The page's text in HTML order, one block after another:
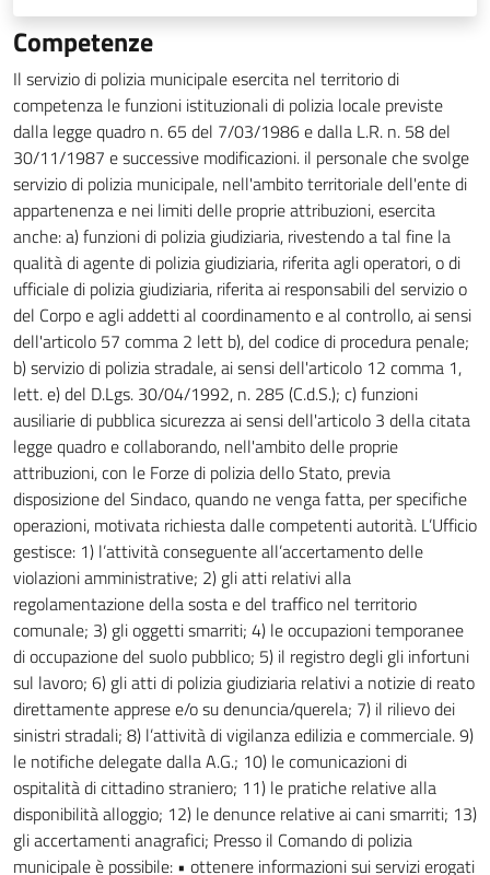
Competenze
Il servizio di polizia municipale esercita nel territorio di
competenza le funzioni istituzionali di polizia locale previste
dalla legge quadro n. 65 del 7/03/1986 e dalla L.R. n. 58 del
30/11/1987 e successive modificazioni. il personale che svolge
servizio di polizia municipale, nell'ambito territoriale dell'ente di
appartenenza e nei limiti delle proprie attribuzioni, esercita
anche: a) funzioni di polizia giudiziaria, rivestendo a tal fine la
qualità di agente di polizia giudiziaria, riferita agli operatori, o di
ufficiale di polizia giudiziaria, riferita ai responsabili del servizio o
del Corpo e agli addetti al coordinamento e al controllo, ai sensi
dell'articolo 57 comma 2 lett b), del codice di procedura penale;
b) servizio di polizia stradale, ai sensi dell'articolo 12 comma 1,
lett. e) del D.Lgs. 30/04/1992, n. 285 (C.d.S.); c) funzioni
ausiliarie di pubblica sicurezza ai sensi dell'articolo 3 della citata
legge quadro e collaborando, nell'ambito delle proprie
attribuzioni, con le Forze di polizia dello Stato, previa
disposizione del Sindaco, quando ne venga fatta, per specifiche
operazioni, motivata richiesta dalle competenti autorità. L’Ufficio
gestisce: 1) l’attività conseguente all’accertamento delle
violazioni amministrative; 2) gli atti relativi alla
regolamentazione della sosta e del traffico nel territorio
comunale; 3) gli oggetti smarriti; 4) le occupazioni temporanee
di occupazione del suolo pubblico; 5) il registro degli gli infortuni
sul lavoro; 6) gli atti di polizia giudiziaria relativi a notizie di reato
direttamente apprese e/o su denuncia/querela; 7) il rilievo dei
sinistri stradali; 8) l’attività di vigilanza edilizia e commerciale. 9)
le notifiche delegate dalla A.G.; 10) le comunicazioni di
ospitalità di cittadino straniero; 11) le pratiche relative alla
disponibilità alloggio; 12) le denunce relative ai cani smarriti; 13)
gli accertamenti anagrafici; Presso il Comando di polizia
municipale è possibile: • ottenere informazioni sui servizi erogati